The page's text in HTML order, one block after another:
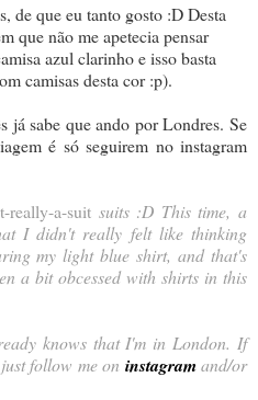
de que eu tanto gosto :D Desta
que não me apetecia pensar
azul clarinho e isso basta
camisas desta cor :p).
já sabe que ando por Londres. Se
é só seguirem no instagram
really-a-suit suits :D This time, a
I didn't really felt like thinking
my light blue shirt, and that's
a bit obcessed with shirts in this
knows that I'm in London. If
follow me on instagramand/or